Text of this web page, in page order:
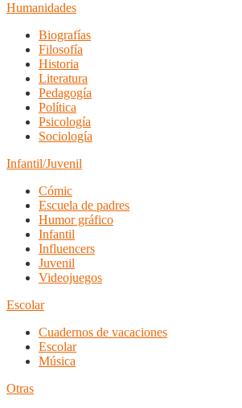
Humanidades
Biografías
Filosofía
Historia
Literatura
Pedagogía
Política
Psicología
Sociología
Infantil/Juvenil
Cómic
Escuela de padres
Humor gráfico
Infantil
Influencers
Juvenil
Videojuegos
Escolar
Cuadernos de vacaciones
Escolar
Música
Otras